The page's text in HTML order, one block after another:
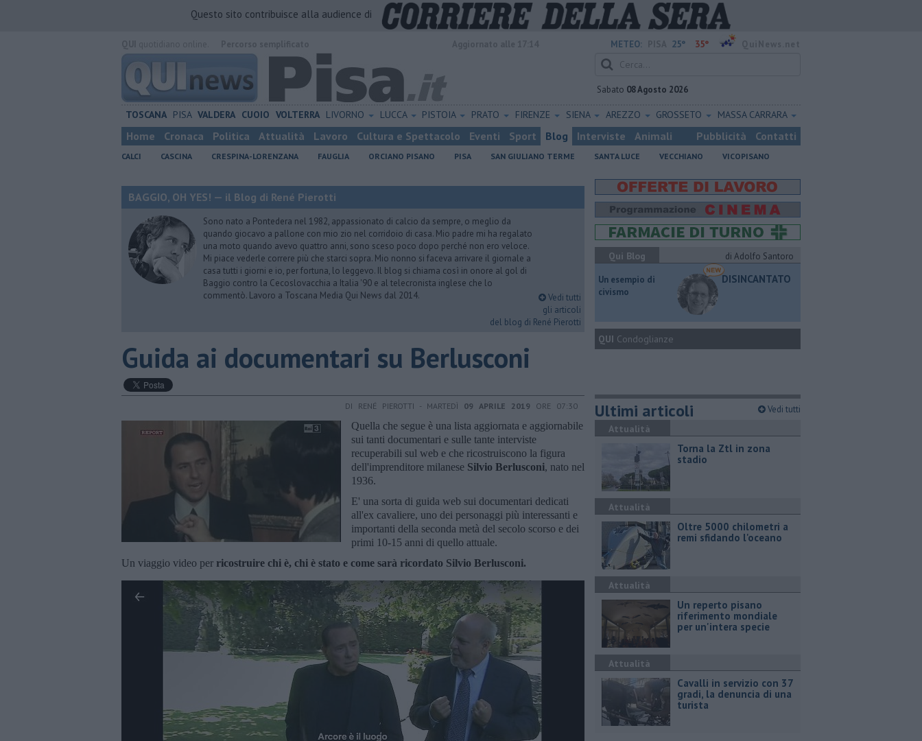
Questo sito contribuisce alla audience di
METEO: 25° 35°
Sabato 08 Agosto 2026
TOSCANA PISA VALDERA CUOIO VOLTERRA LIVORNO LUCCA PISTOIA PRATO FIRENZE SIENA AREZZO GROSSETO MASSA CARRARA
Home Cronaca Politica Attualità Lavoro Cultura e Spettacolo Eventi Sport Blog Interviste Animali Pubblicità Contatti
CALCI CASCINA CRESPINA-LORENZANA FAUGLIA ORCIANO PISANO PISA SAN GIULIANO TERME SANTA LUCE VECCHIANO VICOPISANO
BAGGIO, OH YES! — il Blog di René Pierotti
Sono nato a Pontedera nel 1982, appassionato di calcio da sempre, o meglio da
quando giocavo a pallone con mio zio nel corridoio di casa. Mio padre mi ha regalato
una moto quando avevo quattro anni, sono sceso poco dopo perché non ero veloce.
Mi piace vederle correre più che starci sopra. Mio nonno si faceva arrivare il giornale a
casa tutti i giorni e io, per fortuna, lo leggevo. Il blog si chiama così in onore al gol di
Baggio contro la Cecoslovacchia a Italia '90 e al telecronista inglese che lo
commentò. Lavoro a Toscana Media Qui News dal 2014.
Vedi tutti
gli articoli
del blog di René Pierotti
Guida ai documentari su Berlusconi
DI RENÉ PIEROTTI - MARTEDÌ 09 APRILE 2019 ORE 07:30
Quella che segue è una lista aggiornata e aggiornabile
sui tanti documentari e sulle tante interviste
recuperabili sul web e che ricostruiscono la figura
dell'imprenditore milanese Silvio Berlusconi, nato nel
1936.
E' una sorta di guida web sui documentari dedicati
all'ex cavaliere, uno dei personaggi più interessanti e
importanti della seconda metà del secolo scorso e dei
primi 10-15 anni di quello attuale.
Un viaggio video per ricostruire chi è, chi è stato e come sarà ricordato Silvio Berlusconi.
Qui Blog
di Adolfo Santoro
​Un esempio di
civismo
DISINCANTATO
QUI Condoglianze
Ultimi articoli Vedi tutti
Attualità
Torna la Ztl in zona
stadio
Attualità
Oltre 5000 chilometri a
remi sfidando l'oceano
Attualità
Un reperto pisano
riferimento mondiale
per un'intera specie
Attualità
Cavalli in servizio con 37
gradi, la denuncia di una
turista